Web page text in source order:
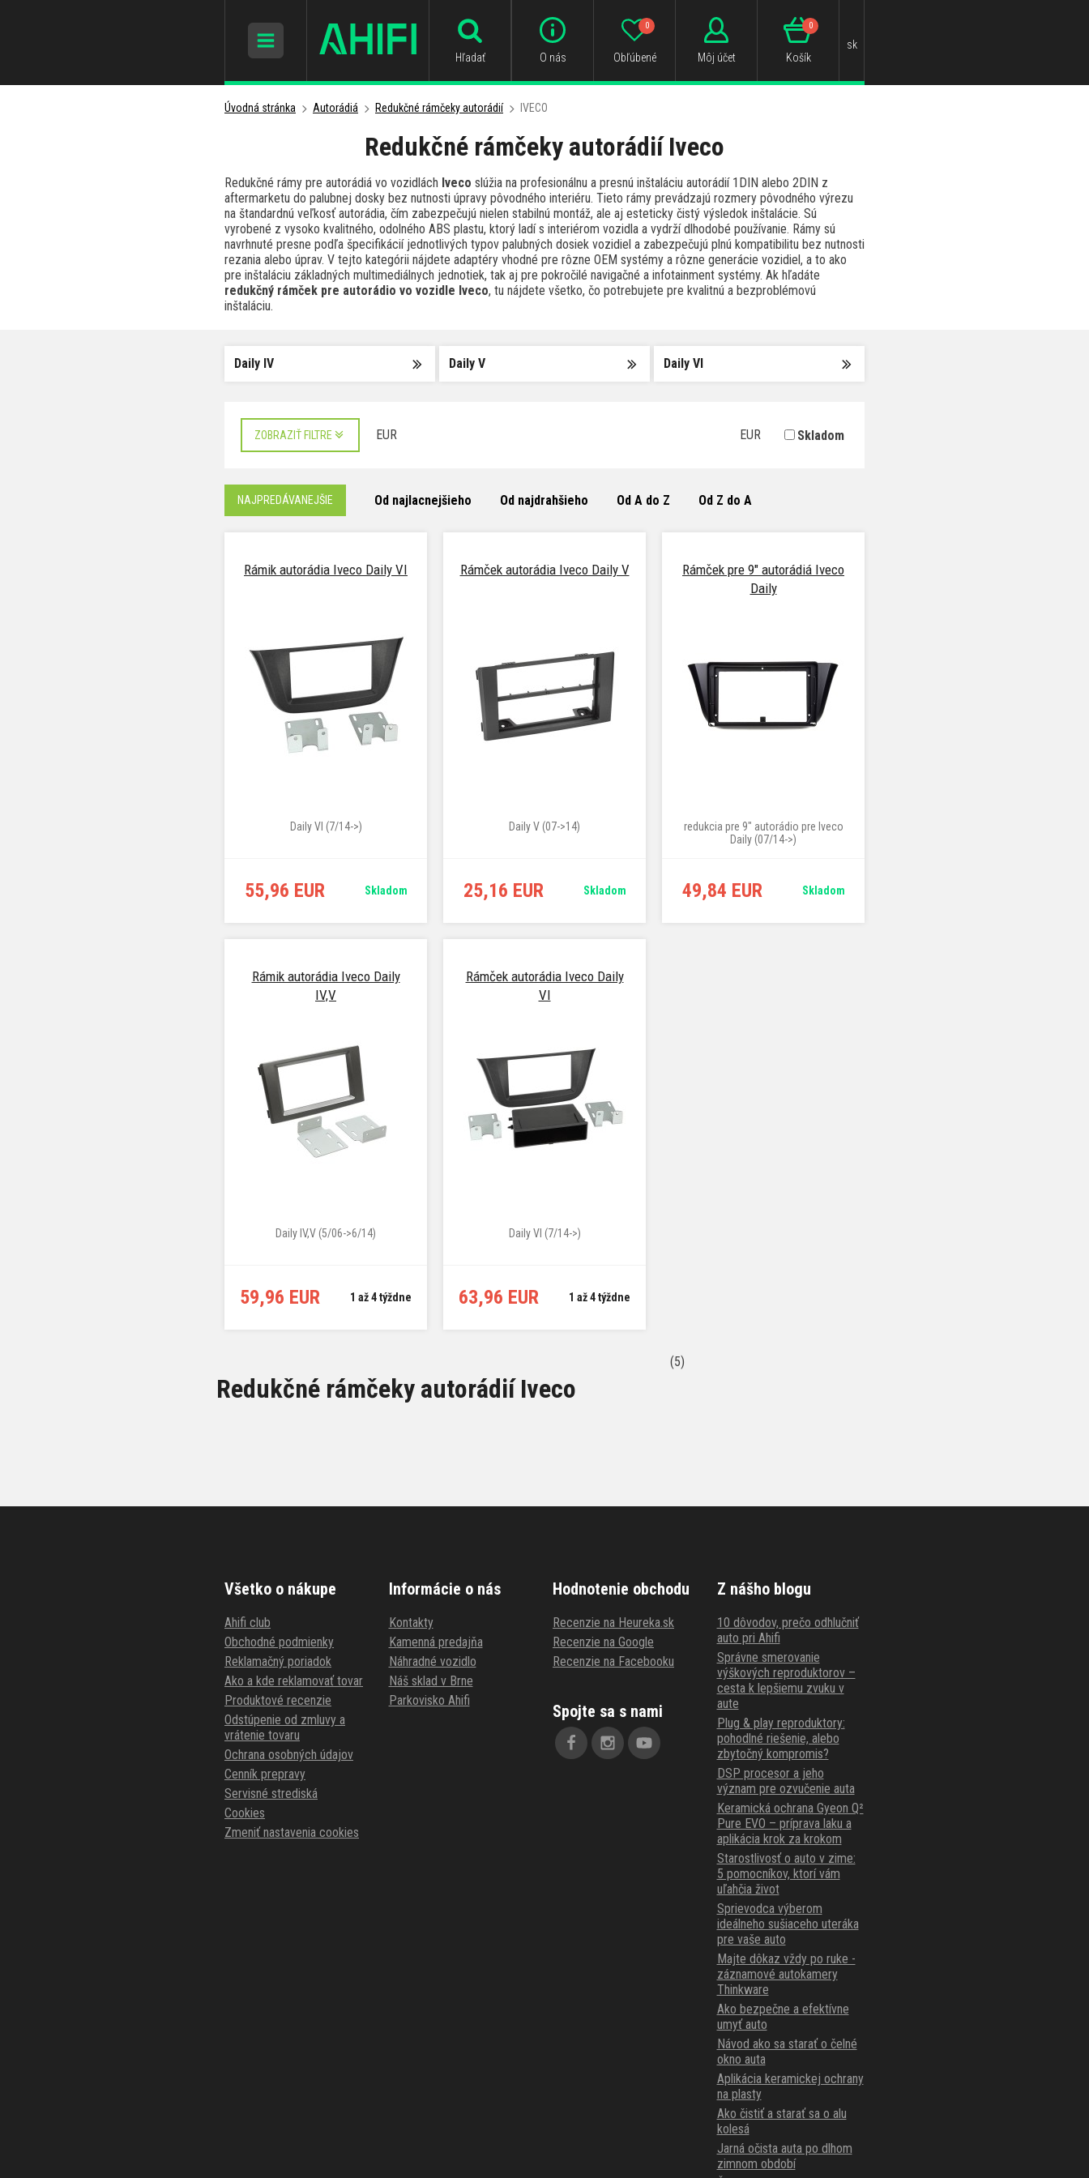
Hľadať O nás Obľúbené
0
Môj účet Košík
0
sk
Úvodná stránka Autorádiá Redukčné rámčeky autorádií IVECO
Redukčné rámčeky autorádií Iveco
Redukčné rámy pre autorádiá vo vozidlách Iveco slúžia na profesionálnu a presnú inštaláciu autorádií 1DIN alebo 2DIN z
aftermarketu do palubnej dosky bez nutnosti úpravy pôvodného interiéru. Tieto rámy prevádzajú rozmery pôvodného výrezu
na štandardnú veľkosť autorádia, čím zabezpečujú nielen stabilnú montáž, ale aj esteticky čistý výsledok inštalácie. Sú
vyrobené z vysoko kvalitného, odolného ABS plastu, ktorý ladí s interiérom vozidla a vydrží dlhodobé používanie. Rámy sú
navrhnuté presne podľa špecifikácií jednotlivých typov palubných dosiek vozidiel a zabezpečujú plnú kompatibilitu bez nutnosti
rezania alebo úprav. V tejto kategórii nájdete adaptéry vhodné pre rôzne OEM systémy a rôzne generácie vozidiel, a to ako
pre inštaláciu základných multimediálnych jednotiek, tak aj pre pokročilé navigačné a infotainment systémy. Ak hľadáte
redukčný rámček pre autorádio vo vozidle Iveco, tu nájdete všetko, čo potrebujete pre kvalitnú a bezproblémovú
inštaláciu.
Daily IV Daily V Daily VI
ZOBRAZIŤ FILTRE EUR EUR Skladom
NAJPREDÁVANEJŠIE Od najlacnejšieho Od najdrahšieho Od A do Z Od Z do A
Rámik autorádia Iveco Daily VI
Daily VI (7/14->)
55,96 EUR Skladom
Rámček autorádia Iveco Daily V
Daily V (07->14)
25,16 EUR Skladom
Rámček pre 9" autorádiá Iveco
Daily
redukcia pre 9" autorádio pre Iveco
Daily (07/14->)
49,84 EUR Skladom
Rámik autorádia Iveco Daily
IV,V
Daily IV,V (5/06->6/14)
59,96 EUR 1 až 4 týždne
Rámček autorádia Iveco Daily
VI
Daily VI (7/14->)
63,96 EUR 1 až 4 týždne
Redukčné rámčeky autorádií Iveco
(5)
Všetko o nákupe
Ahifi club
Obchodné podmienky
Reklamačný poriadok
Ako a kde reklamovať tovar
Produktové recenzie
Odstúpenie od zmluvy a
vrátenie tovaru
Ochrana osobných údajov
Cenník prepravy
Servisné strediská
Cookies
Zmeniť nastavenia cookies
Informácie o nás
Kontakty
Kamenná predajňa
Náhradné vozidlo
Náš sklad v Brne
Parkovisko Ahifi
Hodnotenie obchodu
Recenzie na Heureka.sk
Recenzie na Google
Recenzie na Facebooku
Spojte sa s nami
Z nášho blogu
10 dôvodov, prečo odhlučniť
auto pri Ahifi
Správne smerovanie
výškových reproduktorov –
cesta k lepšiemu zvuku v
aute
Plug & play reproduktory:
pohodlné riešenie, alebo
zbytočný kompromis?
DSP procesor a jeho
význam pre ozvučenie auta
Keramická ochrana Gyeon Q²
Pure EVO – príprava laku a
aplikácia krok za krokom
Starostlivosť o auto v zime:
5 pomocníkov, ktorí vám
uľahčia život
Sprievodca výberom
ideálneho sušiaceho uteráka
pre vaše auto
Majte dôkaz vždy po ruke -
záznamové autokamery
Thinkware
Ako bezpečne a efektívne
umyť auto
Návod ako sa starať o čelné
okno auta
Aplikácia keramickej ochrany
na plasty
Ako čistiť a starať sa o alu
kolesá
Jarná očista auta po dlhom
zimnom období